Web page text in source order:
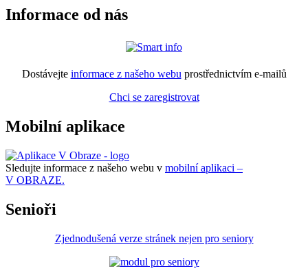
Informace od nás
Dostávejte informace z našeho webu prostřednictvím e-mailů
Chci se zaregistrovat
Mobilní aplikace
Sledujte informace z našeho webu v mobilní aplikaci –
V OBRAZE.
Senioři
Zjednodušená verze stránek nejen pro seniory